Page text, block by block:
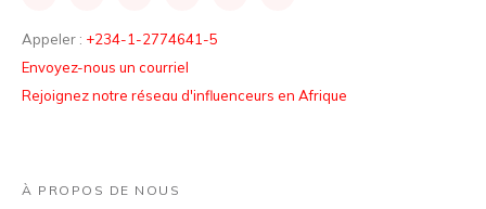
Appeler : +234-1-2774641-5
Envoyez-nous un courriel
Rejoignez notre réseau d'influenceurs en Afrique
À PROPOS DE NOUS